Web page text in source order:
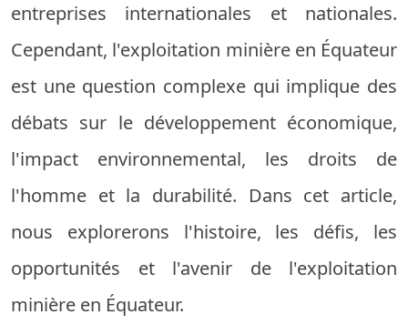
entreprises internationales et nationales.
Cependant, l'exploitation minière en Équateur
est une question complexe qui implique des
débats sur le développement économique,
l'impact environnemental, les droits de
l'homme et la durabilité. Dans cet article,
nous explorerons l'histoire, les défis, les
opportunités et l'avenir de l'exploitation
minière en Équateur.